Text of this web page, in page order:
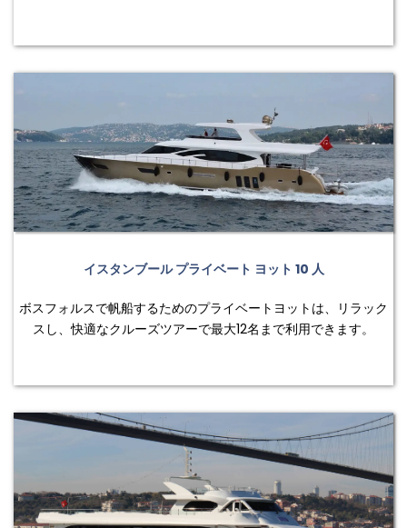
イスタンブール プライベート ヨット 10 人
ボスフォルスで帆船するためのプライベートヨットは、リラック
スし、快適なクルーズツアーで最大12名まで利用できます。